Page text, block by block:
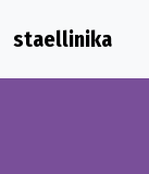
staellinika